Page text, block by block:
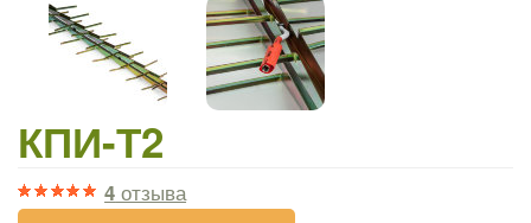
КПИ-Т2
4 отзыва